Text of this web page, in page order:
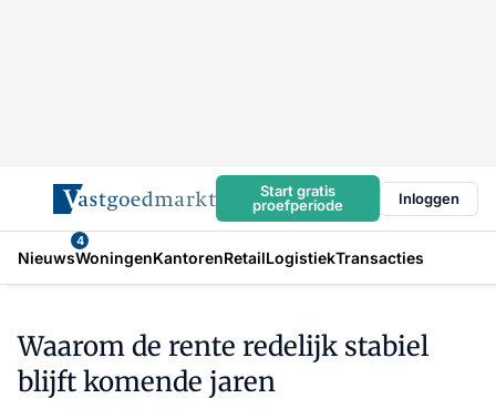
Start gratis
proefperiode
Inloggen
Nieuws
4
WoningenKantorenRetailLogistiekTransacties
Waarom de rente redelijk stabiel
blijft komende jaren